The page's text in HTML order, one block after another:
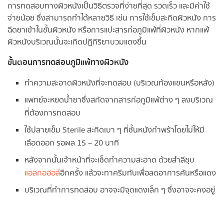
การทดสอบทางผิวหนังเป็นวิธีตรวจที่ง่ายที่สุด รวดเร็ว และมีค่าใช้
จ่ายน้อย ซึ่งสามารถทำได้หลายวิธี เช่น การใช้เข็มสะกิดผิวหนัง การ
ฉีดยาเข้าในชั้นผิวหนัง หรือการแปะสารก่อภูมิแพ้ที่ผิวหนัง หากแพ้
ผิวหนังบริเวณนั้นจะเกิดปฏิกิริยาบวมแดงขึ้น
ขั้นตอนการทดสอบภูมิแพ้ทางผิวหนัง
ทำความสะอาดผิวหนังที่จะทดสอบ (บริเวณท้องแขนหรือหลัง)
แพทย์จะหยดน้ำยาซึ่งสกัดจากสารก่อภูมิแพ้ต่าง ๆ ลงบริเวณ
ที่ต้องการทดสอบ
ใช้ปลายเข็ม Sterile สะกิดเบา ๆ ที่ชั้นหนังกำพร้าโดยไม่ให้มี
เลือดออก รอผล 15 – 20 นาที
หลังจากนั้นเจ้าหน้าที่จะเช็ดทำความสะอาด ด้วยสำลีชุบ
แอลกอฮอล์อีกครั้ง แล้วจะทาครีมทับเพื่อลดอาการคันหรือแดง
บริเวณที่ทำการทดสอบ อาจจะมีจุดแดงเล็ก ๆ ซึ่งอาจจะคงอยู่